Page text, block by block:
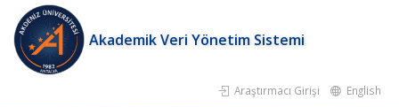
Akademik Veri Yönetim Sistemi
Araştırmacı Girişi English